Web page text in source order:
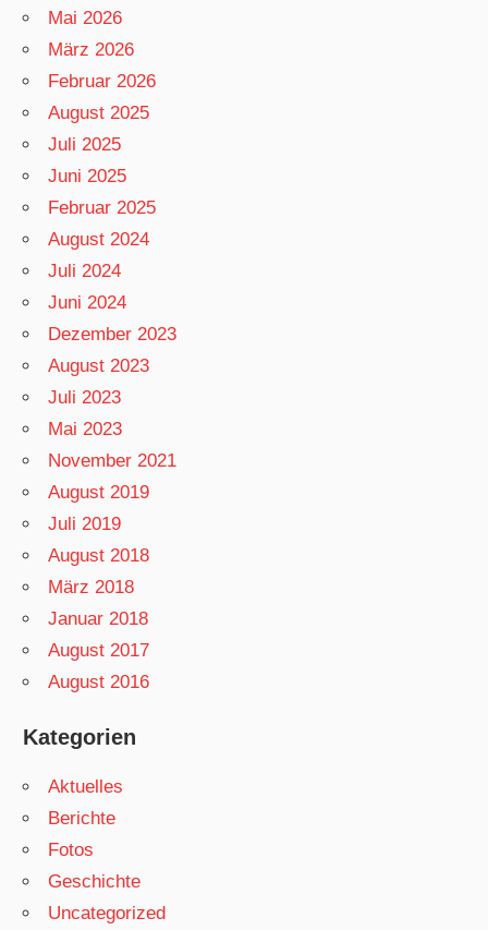
Mai 2026
März 2026
Februar 2026
August 2025
Juli 2025
Juni 2025
Februar 2025
August 2024
Juli 2024
Juni 2024
Dezember 2023
August 2023
Juli 2023
Mai 2023
November 2021
August 2019
Juli 2019
August 2018
März 2018
Januar 2018
August 2017
August 2016
Kategorien
Aktuelles
Berichte
Fotos
Geschichte
Uncategorized